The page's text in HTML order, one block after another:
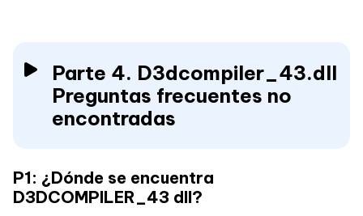
Parte 4. D3dcompiler_43.dll
Preguntas frecuentes no
encontradas
P1: ¿Dónde se encuentra
D3DCOMPILER_43 dll?